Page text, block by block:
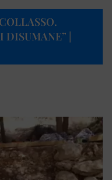
DISUMANE” |